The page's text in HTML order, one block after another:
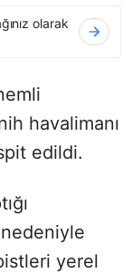
olarak
havalimanı
edildi.
yerel